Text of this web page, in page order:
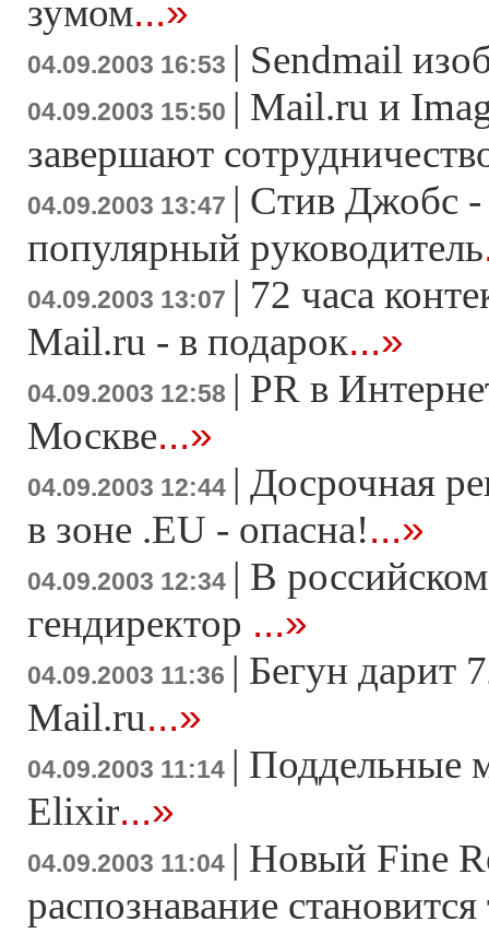
зумом...»
04.09.2003 16:53 | Sendmail
04.09.2003 15:50 | Mail.ru и
завершают
04.09.2003 13:47 | Стив Джобс
популярный руководитель
04.09.2003 13:07 | 72 часа
Mail.ru - в подарок...»
04.09.2003 12:58 | PR в
Москве...»
04.09.2003 12:44 | Досрочная
в зоне .EU - опасна!...»
04.09.2003 12:34 | В
гендиректор ...»
04.09.2003 11:36 | Бегун дарит
Mail.ru...»
04.09.2003 11:14 | Поддельные
Elixir...»
04.09.2003 11:04 | Новый Fine
распознавание